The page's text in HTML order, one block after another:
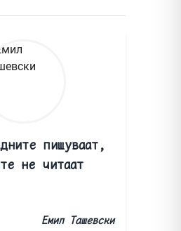
пишуваат,
не читаат
Емил Ташевски